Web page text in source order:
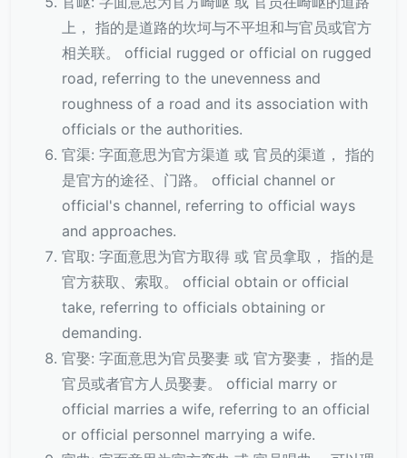
上， 指的是道路的坎坷与不平坦和与官员或官方
相关联。 official rugged or official on rugged
road, referring to the unevenness and
roughness of a road and its association with
officials or the authorities.
官渠: 字面意思为官方渠道 或 官员的渠道， 指的
是官方的途径、门路。 official channel or
official's channel, referring to official ways
and approaches.
官取: 字面意思为官方取得 或 官员拿取， 指的是
官方获取、索取。 official obtain or official
take, referring to officials obtaining or
demanding.
官娶: 字面意思为官员娶妻 或 官方娶妻， 指的是
官员或者官方人员娶妻。 official marry or
official marries a wife, referring to an official
or official personnel marrying a wife.